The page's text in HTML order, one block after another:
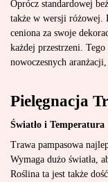
Oprócz standardowej
także w wersji różowej.
ceniona za swoje
każdej przestrzeni.
nowoczesnych
Pielęgnacja
Światło i Temperatura
Trawa pampasowa
Wymaga dużo światła,
Roślina ta jest także